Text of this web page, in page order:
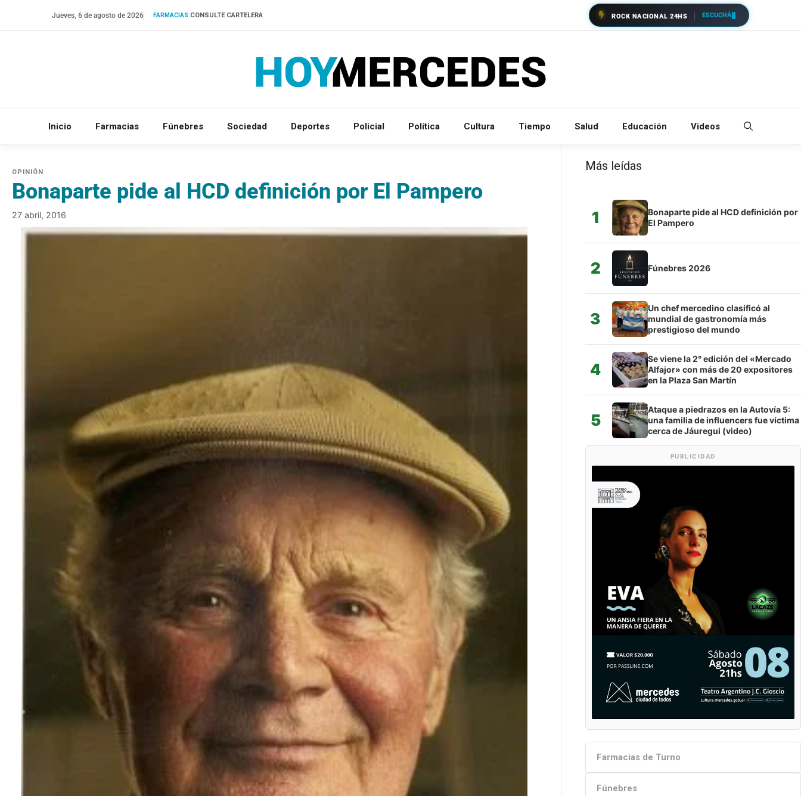
Jueves, 6 de agosto de 2026 FARMACIAS:CONSULTE CARTELERA ROCK NACIONAL 24HS ESCUCHÁ
Inicio Farmacias Fúnebres Sociedad Deportes Policial Política Cultura Tiempo Salud Educación Videos
Bonaparte pide al HCD definición por El Pampero
27 abril, 2016
Más leídas
1
Bonaparte pide al HCD definición por
El Pampero
2 Fúnebres 2026
3
Un chef mercedino clasificó al
mundial de gastronomía más
prestigioso del mundo
4
Se viene la 2° edición del «Mercado
Alfajor» con más de 20 expositores
en la Plaza San Martín
5
Ataque a piedrazos en la Autovía 5:
una familia de influencers fue víctima
cerca de Jáuregui (video)
PUBLICIDAD
Farmacias de Turno
Fúnebres